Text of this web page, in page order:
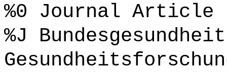
%0 Journal Article
%J